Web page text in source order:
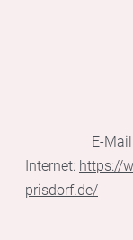
E-
Internet: https://
prisdorf.de/